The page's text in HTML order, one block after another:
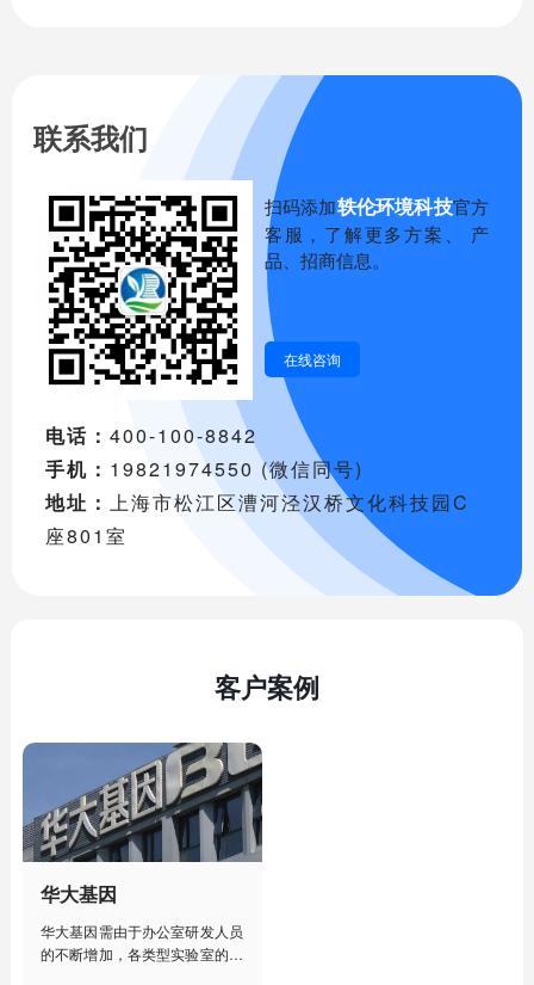
联系我们
扫码添加轶伦环境科技官方
客服，了解更多方案、 产
品、招商信息。
在线咨询
电话： 400-100-8842
手机： 19821974550 (微信同号)
地址： 上海市松江区漕河泾汉桥文化科技园C
座801室
客户案例
华大基因
华大基因需由于办公室研发人员
的不断增加，各类型实验室的建